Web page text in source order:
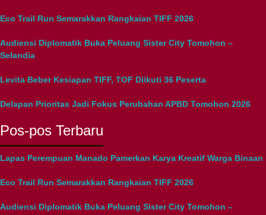
Eco Trail Run Semarakkan Rangkaian TIFF 2026
Audiensi Diplomatik Buka Peluang Sister City Tomohon –
Selandia
Levita Beber Kesiapan TIFF, TOF Diikuti 36 Peserta
Delapan Prioritas Jadi Fokus Perubahan APBD Tomohon 2026
Pos-pos Terbaru
Lapas Perempuan Manado Pamerkan Karya Kreatif Warga Binaan
Eco Trail Run Semarakkan Rangkaian TIFF 2026
Audiensi Diplomatik Buka Peluang Sister City Tomohon –